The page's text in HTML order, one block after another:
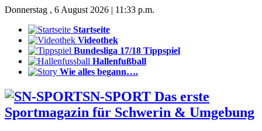
Donnerstag , 6 August 2026 | 11:33 p.m.
Startseite
Videothek
Bundesliga 17/18 Tippspiel
Hallenfußball
Wie alles begann….
SN-SPORT Das erste
Sportmagazin für Schwerin & Umgebung